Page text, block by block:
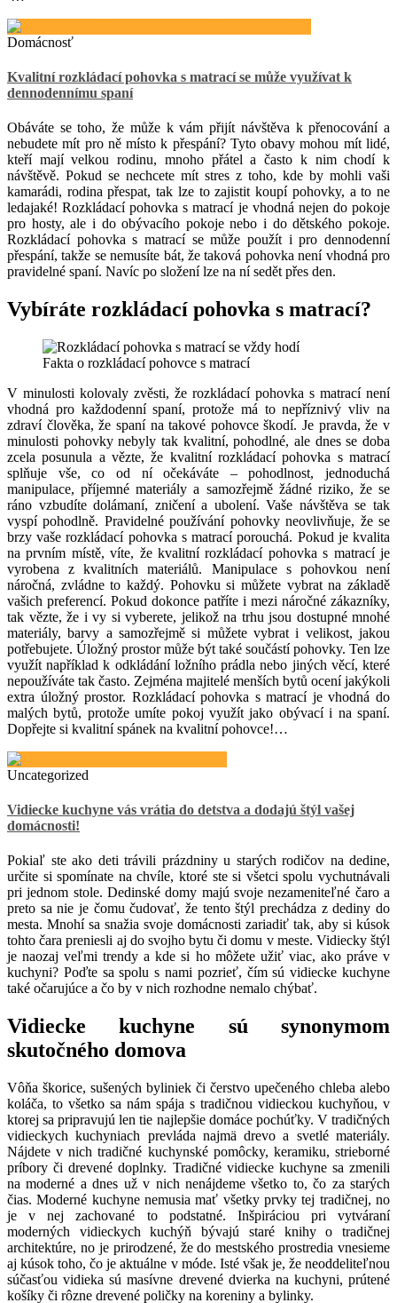
Domácnosť
Kvalitní rozkládací pohovka s matrací se může využívat k
dennodennímu spaní
Obáváte se toho, že může k vám přijít návštěva k přenocování a
nebudete mít pro ně místo k přespání? Tyto obavy mohou mít lidé,
kteří mají velkou rodinu, mnoho přátel a často k nim chodí k
návštěvě. Pokud se nechcete mít stres z toho, kde by mohli vaši
kamarádi, rodina přespat, tak lze to zajistit koupí pohovky, a to ne
ledajaké! Rozkládací pohovka s matrací je vhodná nejen do pokoje
pro hosty, ale i do obývacího pokoje nebo i do dětského pokoje.
Rozkládací pohovka s matrací se může použít i pro dennodenní
přespání, takže se nemusíte bát, že taková pohovka není vhodná pro
pravidelné spaní. Navíc po složení lze na ní sedět přes den.
Vybíráte rozkládací pohovka s matrací?
Fakta o rozkládací pohovce s matrací
V minulosti kolovaly zvěsti, že rozkládací pohovka s matrací není
vhodná pro každodenní spaní, protože má to nepříznivý vliv na
zdraví člověka, že spaní na takové pohovce škodí. Je pravda, že v
minulosti pohovky nebyly tak kvalitní, pohodlné, ale dnes se doba
zcela posunula a vězte, že kvalitní rozkládací pohovka s matrací
splňuje vše, co od ní očekáváte – pohodlnost, jednoduchá
manipulace, příjemné materiály a samozřejmě žádné riziko, že se
ráno vzbudíte dolámaní, zničení a ubolení. Vaše návštěva se tak
vyspí pohodlně. Pravidelné používání pohovky neovlivňuje, že se
brzy vaše rozkládací pohovka s matrací porouchá. Pokud je kvalita
na prvním místě, víte, že kvalitní rozkládací pohovka s matrací je
vyrobena z kvalitních materiálů. Manipulace s pohovkou není
náročná, zvládne to každý. Pohovku si můžete vybrat na základě
vašich preferencí. Pokud dokonce patříte i mezi náročné zákazníky,
tak vězte, že i vy si vyberete, jelikož na trhu jsou dostupné mnohé
materiály, barvy a samozřejmě si můžete vybrat i velikost, jakou
potřebujete. Úložný prostor může být také součástí pohovky. Ten lze
využít například k odkládání ložního prádla nebo jiných věcí, které
nepoužíváte tak často. Zejména majitelé menších bytů ocení jakýkoli
extra úložný prostor. Rozkládací pohovka s matrací je vhodná do
malých bytů, protože umíte pokoj využít jako obývací i na spaní.
Dopřejte si kvalitní spánek na kvalitní pohovce!…
Uncategorized
Vidiecke kuchyne vás vrátia do detstva a dodajú štýl vašej
domácnosti!
Pokiaľ ste ako deti trávili prázdniny u starých rodičov na dedine,
určite si spomínate na chvíle, ktoré ste si všetci spolu vychutnávali
pri jednom stole. Dedinské domy majú svoje nezameniteľné čaro a
preto sa nie je čomu čudovať, že tento štýl prechádza z dediny do
mesta. Mnohí sa snažia svoje domácnosti zariadiť tak, aby si kúsok
tohto čara preniesli aj do svojho bytu či domu v meste. Vidiecky štýl
je naozaj veľmi trendy a kde si ho môžete užiť viac, ako práve v
kuchyni? Poďte sa spolu s nami pozrieť, čím sú vidiecke kuchyne
také očarujúce a čo by v nich rozhodne nemalo chýbať.
Vidiecke kuchyne sú synonymom
skutočného domova
Vôňa škorice, sušených byliniek či čerstvo upečeného chleba alebo
koláča, to všetko sa nám spája s tradičnou vidieckou kuchyňou, v
ktorej sa pripravujú len tie najlepšie domáce pochúťky. V tradičných
vidieckych kuchyniach prevláda najmä drevo a svetlé materiály.
Nájdete v nich tradičné kuchynské pomôcky, keramiku, strieborné
príbory či drevené doplnky. Tradičné vidiecke kuchyne sa zmenili
na moderné a dnes už v nich nenájdeme všetko to, čo za starých
čias. Moderné kuchyne nemusia mať všetky prvky tej tradičnej, no
je v nej zachované to podstatné. Inšpiráciou pri vytváraní
moderných vidieckych kuchýň bývajú staré knihy o tradičnej
architektúre, no je prirodzené, že do mestského prostredia vnesieme
aj kúsok toho, čo je aktuálne v móde. Isté však je, že neoddeliteľnou
súčasťou vidieka sú masívne drevené dvierka na kuchyni, prútené
košíky či rôzne drevené poličky na koreniny a bylinky.